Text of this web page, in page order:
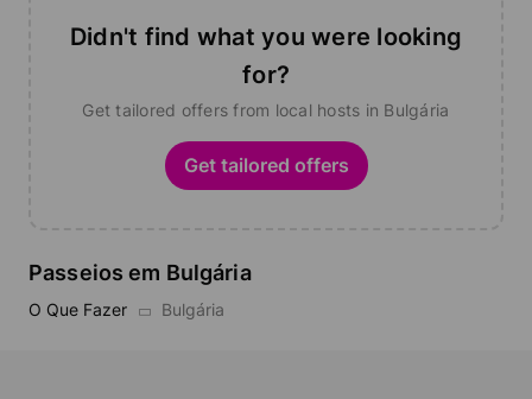
Didn't find what you were looking
for?
Get tailored offers from local hosts in Bulgária
Get tailored offers
Passeios em Bulgária
O Que Fazer Bulgária